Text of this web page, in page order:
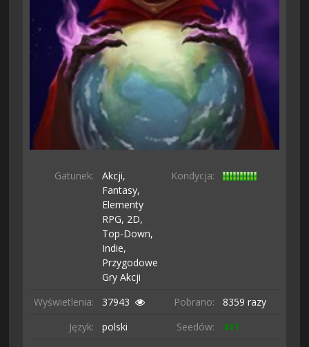
Gatunek:
Akcji,
Fantasy,
Elementy
RPG, 2D,
Top-Down,
Indie,
Przygodowe
Gry Akcji
Kondycja:
Wyświetlenia: 37943 Pobrano:
8359 razy
Język:
polski Seedów:
411